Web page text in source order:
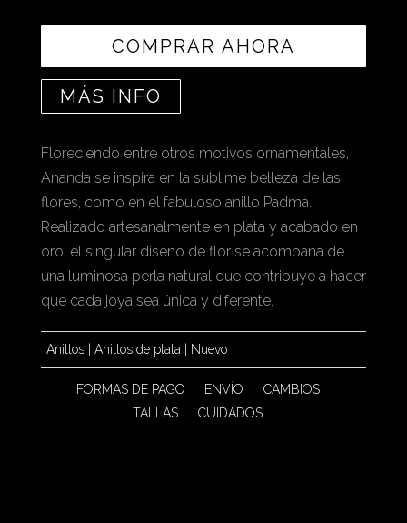
COMPRAR AHORA
MÁS INFO
Floreciendo entre otros motivos ornamentales,
Ananda se inspira en la sublime belleza de las
flores, como en el fabuloso anillo Padma.
Realizado artesanalmente en plata y acabado en
oro, el singular diseño de flor se acompaña de
una luminosa perla natural que contribuye a hacer
que cada joya sea única y diferente.
Anillos| Anillos de plata Nuevo
FORMAS DE PAGO ENVÍO
CAMBIOS
TALLAS
CUIDADOS